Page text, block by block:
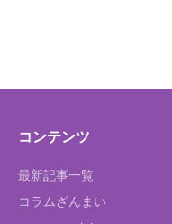
コンテンツ
最新記事一覧
コラムざんまい